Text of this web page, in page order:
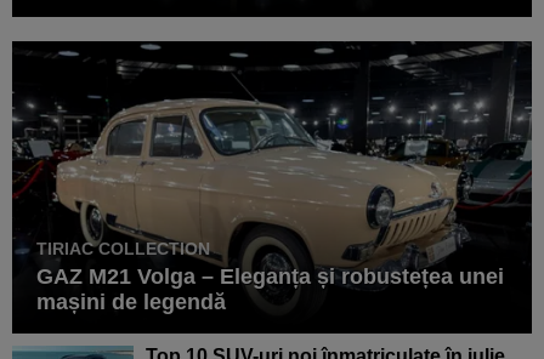
TIRIAC COLLECTION
GAZ M21 Volga – Eleganța și robustețea unei
mașini de legendă